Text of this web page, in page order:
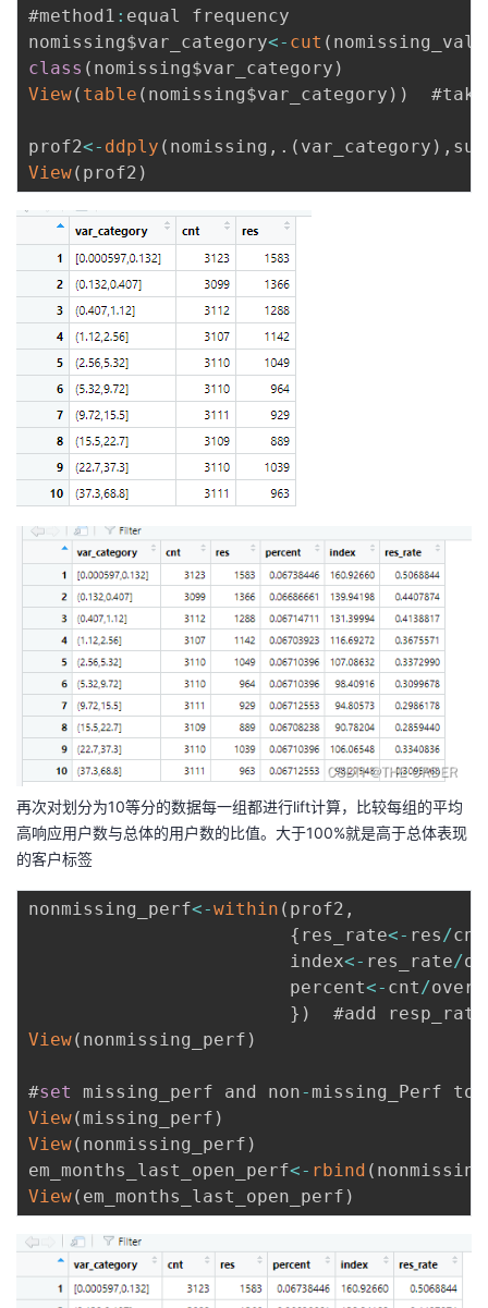
#method1 : equal frequency
nomissing$var_category<- cut (
class ( nomissing$var_category )
View( table ( nomissing$var_category ) )
prof2<- ddply ( nomissing , . ( var_category ) ,
View( prof2 )
再次对划分为10等分的数据每一组都进行lift计算，比较每组的平均
高响应用户数与总体的用户数的比值。大于100%就是高于总体表现
的客户标签
nonmissing_perf<-within ( prof2 ,
{ res_rate<- res /
                        index
<- res_rate/
                        percent
<- cnt /
} )
  #add resp_rate
View( nonmissing_perf )
#set missing_perf and non-
View( missing_perf )
View( nonmissing_perf )
em_months_last_open_perf<- rbind (
View( em_months_last_open_perf )